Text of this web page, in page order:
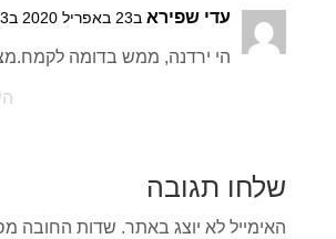
עדי שפירא ב23 באפריל 2020 ב9:03
הי ירדנה, ממש בדומה
שלחו תגובה
האימייל לא יוצג באתר. שדות החובה